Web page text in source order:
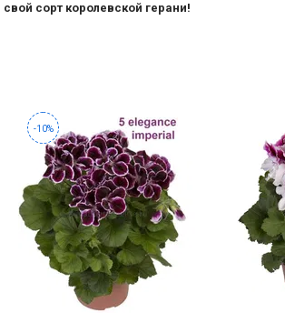
сорт королевской герани!
-10%